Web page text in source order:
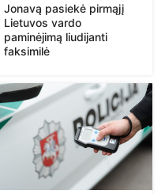
Jonavą pasiekė pirmąjį
Lietuvos vardo
paminėjimą liudijanti
faksimilė